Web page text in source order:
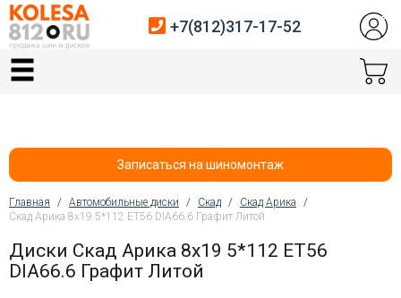
Главная
Автосервис
Услуги шиномонтажа
+7(812)317-17-52
Записаться на шиномонтаж
Вы здесь
Главная / Автомобильные диски / Скад / Скад Арика
/
Скад Арика 8x19 5*112 ET56 DIA66.6 Графит Литой
Диски Скад Арика 8x19 5*112 ET56
DIA66.6 Графит Литой